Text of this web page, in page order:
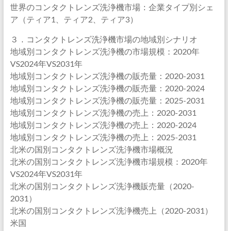
世界のコンタクトレンズ洗浄機市場：企業タイプ別シェ
ア（ティア1、ティア2、ティア3）
３．コンタクトレンズ洗浄機市場の地域別シナリオ
地域別コンタクトレンズ洗浄機の市場規模：2020年
VS2024年VS2031年
地域別コンタクトレンズ洗浄機の販売量：2020-2031
地域別コンタクトレンズ洗浄機の販売量：2020-2024
地域別コンタクトレンズ洗浄機の販売量：2025-2031
地域別コンタクトレンズ洗浄機の売上：2020-2031
地域別コンタクトレンズ洗浄機の売上：2020-2024
地域別コンタクトレンズ洗浄機の売上：2025-2031
北米の国別コンタクトレンズ洗浄機市場概況
北米の国別コンタクトレンズ洗浄機市場規模：2020年
VS2024年VS2031年
北米の国別コンタクトレンズ洗浄機販売量（2020-
2031）
北米の国別コンタクトレンズ洗浄機売上（2020-2031）
米国